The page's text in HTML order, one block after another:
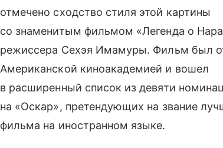
отмечено сходство стиля этой картины
со знаменитым фильмом «Легенда о
режиссера Сехэя Имамуры. Фильм был
Американской киноакадемией и вошел
в расширенный список из девяти
на «Оскар», претендующих на звание
фильма на иностранном языке.